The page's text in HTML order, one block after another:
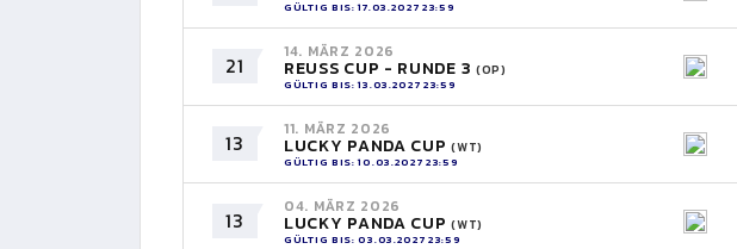
GÜLTIG BIS: 17.03.2027 23:59
21
14. MÄRZ 2026
REUSS CUP - RUNDE 3 (OP)
GÜLTIG BIS: 13.03.2027 23:59
13
11. MÄRZ 2026
LUCKY PANDA CUP(WT)
GÜLTIG BIS: 10.03.2027 23:59
13
04. MÄRZ 2026
LUCKY PANDA CUP(WT)
GÜLTIG BIS: 03.03.2027 23:59